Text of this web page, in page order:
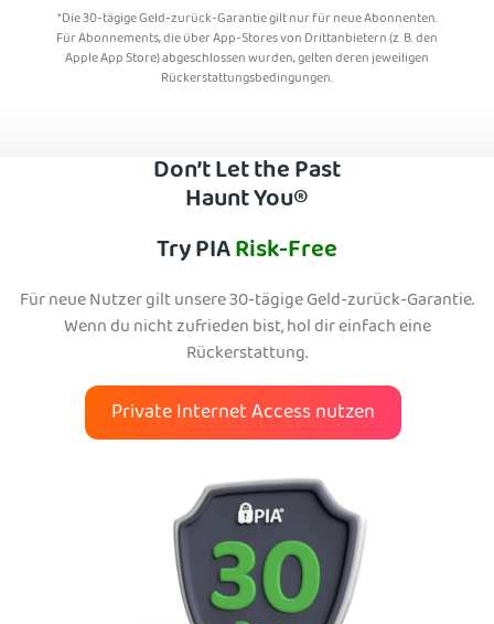
*Die 30-tägige Geld-zurück-Garantie gilt nur für neue Abonnenten.
Für Abonnements, die über App-Stores von Drittanbietern (z. B. den
Apple App Store) abgeschlossen wurden, gelten deren jeweiligen
Rückerstattungsbedingungen.
Don’t Let the Past
Haunt You®
Try PIARisk-Free
Für neue Nutzer gilt unsere 30-tägige Geld-zurück-Garantie.
Wenn du nicht zufrieden bist, hol dir einfach eine
Rückerstattung.
Private Internet Access nutzen